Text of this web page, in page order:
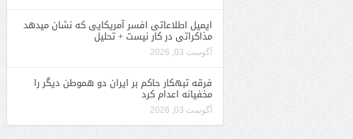
ایمیل اطلاعاتی افسر آمریکایی که نشان میدهد
مذاکراتی در کار نیست + تحلیل
آگوست 03, 2026
فرقه تبهکار حاکم بر ایران دو هموطن دیگر را
مخفیانه اعدام کرد
آگوست 03, 2026